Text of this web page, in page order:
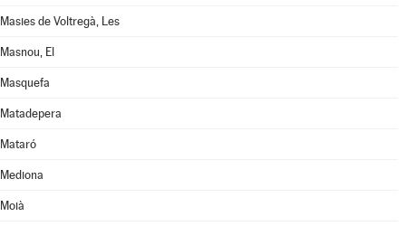
Masies de Voltregà, Les
Masnou, El
Masquefa
Matadepera
Mataró
Mediona
Moià